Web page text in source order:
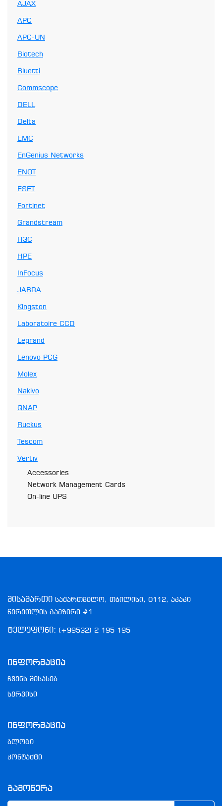
AJAX
APC
APC-UN
Biotech
Bluetti
Commscope
DELL
Delta
EMC
EnGenius Networks
ENOT
ESET
Fortinet
Grandstream
H3C
HPE
InFocus
JABRA
Kingston
Laboratoire CCD
Legrand
Lenovo PCG
Molex
Nakivo
QNAP
Ruckus
Tescom
Vertiv
Accessories
Network Management Cards
On-line UPS
მისამართი საქართველო, თბილისი, 0112, აკაკი
წერეთლის გამზირი #1
ტელეფონი: (+99532) 2 195 195
Ინფორმაცია
ჩვენს შესახებ
სერვისი
Ინფორმაცია
ბლოგი
კონტაქტი
Გამოწერა